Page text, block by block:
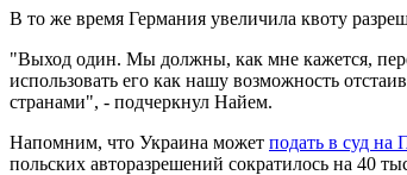
В то же время Германия увеличила квоту
"Выход один. Мы должны, как мне кажется,
использовать его как нашу возможность
странами", - подчеркнул Найем.
Напомним, что Украина может подать в суд на
польских авторазрешений сократилось на 40